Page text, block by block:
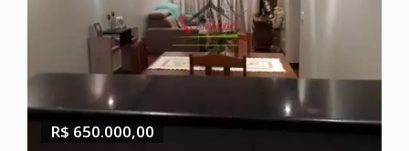
R$ 650.000,00